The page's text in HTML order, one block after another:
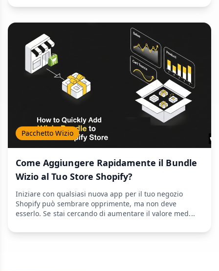
Pacchetto Wizio
Come Aggiungere Rapidamente il Bundle
Wizio al Tuo Store Shopify?
Iniziare con qualsiasi nuova app per il tuo negozio
Shopify può sembrare opprimente, ma non deve
esserlo. Se stai cercando di aumentare il valore med...